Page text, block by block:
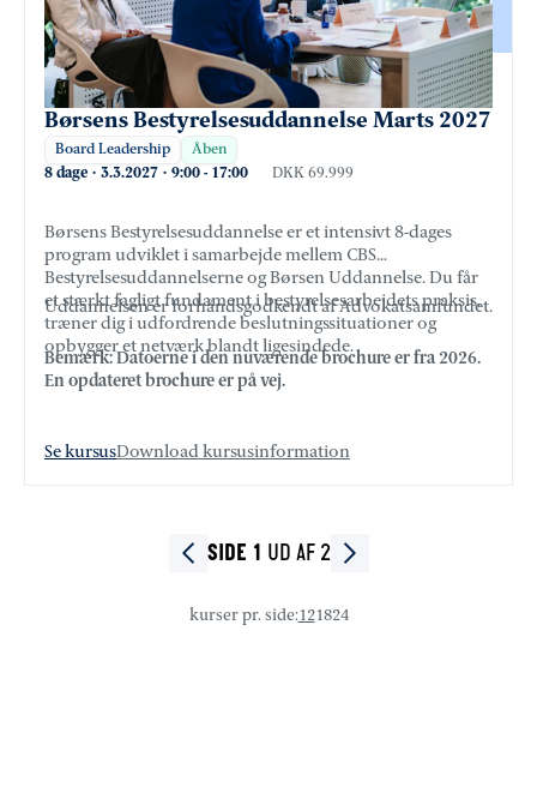
Børsens Bestyrelsesuddannelse Marts 2027
Board Leadership Åben
8 dage · 3.3.2027 · 9:00 - 17:00 DKK 69.999
Børsens Bestyrelsesuddannelse er et intensivt 8-dages
program udviklet i samarbejde mellem CBS
Bestyrelsesuddannelserne og Børsen Uddannelse. Du får
et stærkt fagligt fundament i bestyrelsesarbejdets praksis,
træner dig i udfordrende beslutningssituationer og
opbygger et netværk blandt ligesindede.
Uddannelsen er forhåndsgodkendt af Advokatsamfundet.
Bemærk: Datoerne i den nuværende brochure er fra 2026.
En opdateret brochure er på vej.
Se kursusDownload kursusinformation
SIDE 1 UD AF 2
kurser pr. side:121824